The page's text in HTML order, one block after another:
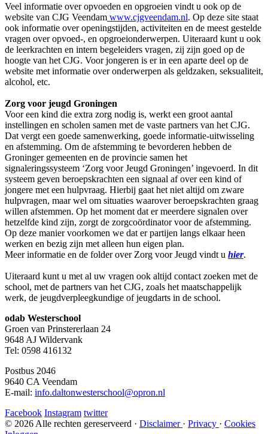
Veel informatie over opvoeden en opgroeien vindt u ook op de
website van CJG Veendam www.cjgveendam.nl. Op deze site staat
ook informatie over openingstijden, activiteiten en de meest gestelde
vragen over opvoed-, en opgroeionderwerpen. Uiteraard kunt u ook
de leerkrachten en intern begeleiders vragen, zij zijn goed op de
hoogte van het CJG. Voor jongeren is er in een aparte deel op de
website met informatie over onderwerpen als geldzaken, seksualiteit,
alcohol, etc.
Zorg voor jeugd Groningen
Voor een kind die extra zorg nodig is, werkt een groot aantal
instellingen en scholen samen met de vaste partners van het CJG.
Dat vergt een goede samenwerking, goede informatie-uitwisseling
en afstemming. Om de afstemming te bevorderen hebben de
Groninger gemeenten en de provincie samen het
signaleringssysteem ‘Zorg voor Jeugd Groningen’ ingevoerd. In dit
systeem geven beroepskrachten een signaal af over een kind of
jongere met een hulpvraag. Hierbij gaat het niet altijd om zware
hulpvragen, maar wel om situaties waarover beroepskrachten graag
willen afstemmen. Op het moment dat er meerdere signalen over
hetzelfde kind zijn, zorgt de zorgcoördinator voor de afstemming.
Op deze manier voorkomen we dat er partijen langs elkaar heen
werken en bezig zijn met alleen hun eigen plan.
Meer informatie en de folder over Zorg voor Jeugd vindt u hier.
Uiteraard kunt u met al uw vragen ook altijd contact zoeken met de
school, met de partners van het CJG, zoals het maatschappelijk
werk, de jeugdverpleegkundige of jeugdarts in de school.
odab Westerschool
Groen van Prinstererlaan 24
9648 AJ Wildervank
Tel: 0598 416132
Postbus 2046
9640 CA Veendam
E-mail: info.daltonwesterschool@opron.nl
Facebook Instagram twitter
© 2026 Alle rechten gereserveerd · Disclaimer · Privacy · Cookies